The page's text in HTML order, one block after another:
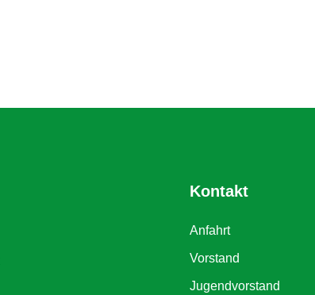
Kontakt
Anfahrt
Vorstand
Jugendvorstand